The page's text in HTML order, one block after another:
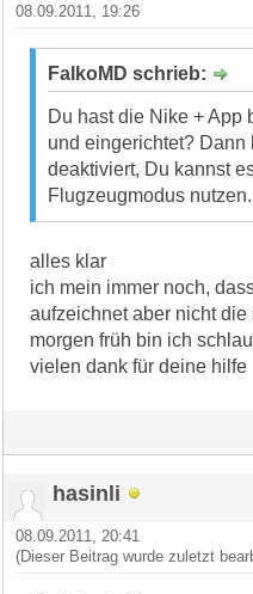
08.09.2011, 19:26
FalkoMD schrieb:
Du hast die Nike + App
und eingerichtet? Dann
deaktiviert, Du kannst
Flugzeugmodus nutzen.
alles klar
ich mein immer noch,
aufzeichnet aber nicht
morgen früh bin ich
vielen dank für deine hilfe
hasinli
08.09.2011, 20:41
(Dieser Beitrag wurde zuletzt